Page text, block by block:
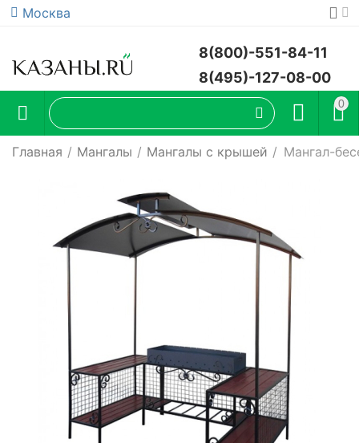
Москва
8(800)-551-84-11
8(495)-127-08-00
0
Главная / Мангалы / Мангалы с крышей / Мангал-